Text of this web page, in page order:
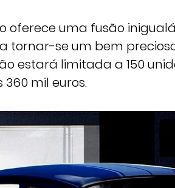
oferece uma fusão
tornar-se um bem
estará limitada a 150
mil euros.